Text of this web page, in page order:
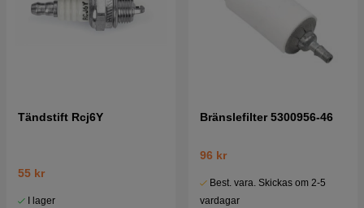
Tändstift Rcj6Y
55 kr
I lager
Bränslefilter 5300956-46
96 kr
Best. vara. Skickas om 2-5
vardagar